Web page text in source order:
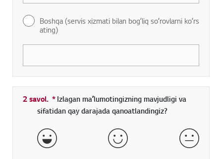
Boshqa (servis xizmati bilan bogʻliq soʻrovlarni koʻrs
ating)
2 savol. *Toʻldirish shart boʻlgan maydon
Izlagan maʼlumotingizning mavjudligi va
sifatidan qay darajada qanoatlandingiz?
aʼlo yaxshi